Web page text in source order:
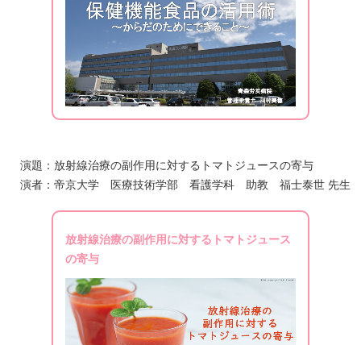
演題：放射線治療の副作用に対するトマトジュースの寄与
演者：帝京大学 医療技術学部 看護学科 助教 福士泰世 先生
放射線治療の副作用に対するトマトジュース
の寄与